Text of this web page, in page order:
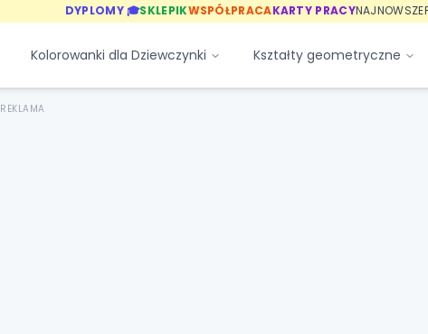
DYPLOMY 🎓SKLEPIKWSPÓŁPRACAKARTY PRACYNAJNOWSZE
Kolorowanki dla Dziewczynki Kształty geometryczne
REKLAMA